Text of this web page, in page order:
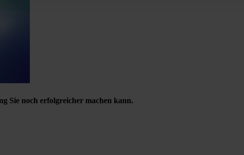
Sie noch erfolgreicher machen kann.